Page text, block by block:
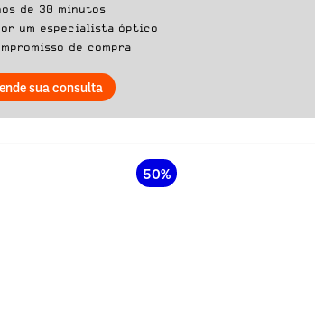
de 30 minutos
um especialista óptico
de compra
sua consulta
50%